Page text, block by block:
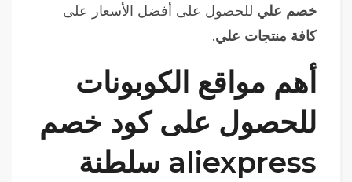
خصم عليللحصول على أفضل الأسعار على
كافة منتجات علي.
أهم مواقع الكوبونات
للحصول على كود خصم
aliexpress سلطنة